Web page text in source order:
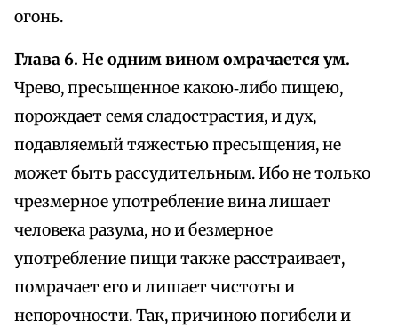
огонь.
Глава 6. Не одним вином омрачается ум.
Чрево, пресыщенное какою‑либо пищею,
порождает семя сладострастия, и дух,
подавляемый тяжестью пресыщения, не
может быть рассудительным. Ибо не только
чрезмерное употребление вина лишает
человека разума, но и безмерное
употребление пищи также расстраивает,
помрачает его и лишает чистоты и
непорочности. Так, причиною погибели и